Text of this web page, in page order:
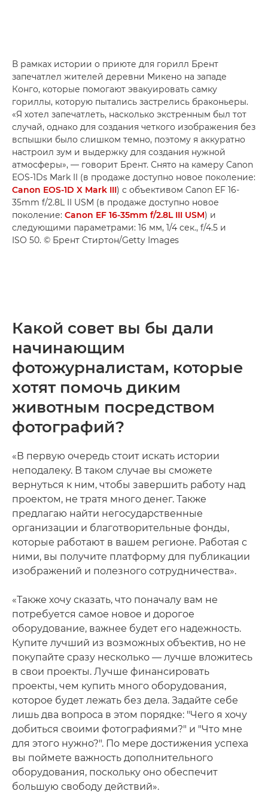
В рамках истории о приюте для горилл Брент
запечатлел жителей деревни Микено на западе
Конго, которые помогают эвакуировать самку
гориллы, которую пытались застрелись браконьеры.
«Я хотел запечатлеть, насколько экстренным был тот
случай, однако для создания четкого изображения без
вспышки было слишком темно, поэтому я аккуратно
настроил зум и выдержку для создания нужной
атмосферы», — говорит Брент. Снято на камеру Canon
EOS-1Ds Mark II (в продаже доступно новое поколение:
Canon EOS-1D X Mark III) с объективом Canon EF 16-
35mm f/2.8L II USM (в продаже доступно новое
поколение: Canon EF 16-35mm f/2.8L III USM) и
следующими параметрами: 16 мм, 1/4 сек., f/4.5 и
ISO 50. © Брент Стиртон/Getty Images
Какой совет вы бы дали
начинающим
фотожурналистам, которые
хотят помочь диким
животным посредством
фотографий?
«В первую очередь стоит искать истории
неподалеку. В таком случае вы сможете
вернуться к ним, чтобы завершить работу над
проектом, не тратя много денег. Также
предлагаю найти негосударственные
организации и благотворительные фонды,
которые работают в вашем регионе. Работая с
ними, вы получите платформу для публикации
изображений и полезного сотрудничества».
«Также хочу сказать, что поначалу вам не
потребуется самое новое и дорогое
оборудование, важнее будет его надежность.
Купите лучший из возможных объектив, но не
покупайте сразу несколько — лучше вложитесь
в свои проекты. Лучше финансировать
проекты, чем купить много оборудования,
которое будет лежать без дела. Задайте себе
лишь два вопроса в этом порядке: "Чего я хочу
добиться своими фотографиями?" и "Что мне
для этого нужно?". По мере достижения успеха
вы поймете важность дополнительного
оборудования, поскольку оно обеспечит
большую свободу действий».